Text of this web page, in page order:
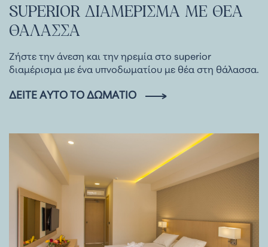
SUPERIOR ΔΙΑΜΕΡΙΣΜΑ ΜΕ ΘΕΑ
ΘΑΛΑΣΣΑ
Ζήστε την άνεση και την ηρεμία στο superior
διαμέρισμα με ένα υπνοδωματίου με θέα στη θάλασσα.
ΔΕΊΤΕ ΑΥΤΌ ΤΟ ΔΩΜΆΤΙΟ